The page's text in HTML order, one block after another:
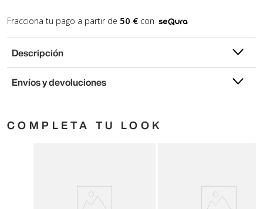
Fracciona tu pago a partir de 50 € con
Descripción
Envíos y devoluciones
COMPLETA TU LOOK